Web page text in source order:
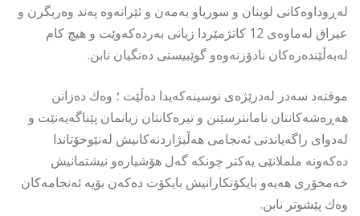
لەڕوداوەكانی لوبنان و سوریاو یەمەن و ئێرانەوە پەند وەربگرن و
عیراق لەماوەی 12 كاتژمێردا زیانی بەردەكەوێت و هیچ كام
لەبەڵێندەرەكان نادۆزنەوەو گوێبیستی دەنگیان نابن.
موقتەد سەدر لەدرێژەی نوسینەكەیدا دەڵێت ؛ وەك دەزانن
هەڕەشەكانتان نامانترسێنن و تیرەكانتان زیانمان پێناگەیەنێت و
لەدوای راگەیاندنی ئەنجامی هەڵبژاردنەكانیش لەنێوخۆتاندا
دەكەونە ململانێی یەكتر چونكە گەل هۆشیارەو نیشتمانیش
خەمخۆری هەیەو بایكۆتكارانیش بایكۆت دەكەن بۆیە ئەنجامەكان
وەك پێشوتر نابن.